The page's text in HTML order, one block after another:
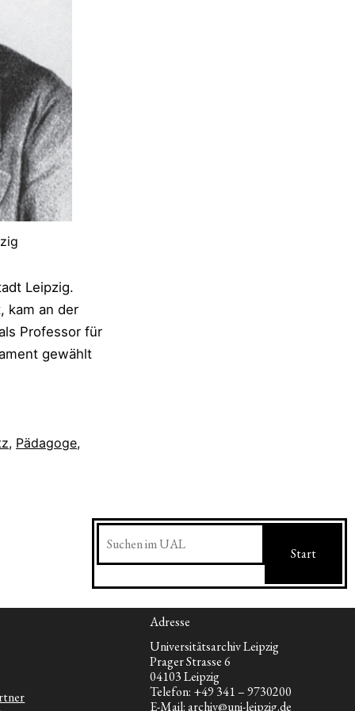
Leipzig.
kam an der
Professor für
gewählt
, Pädagoge,
Suchen
Start
Adresse
Universitätsarchiv Leipzig
Prager Strasse 6
04103 Leipzig
Telefon: +49 341 – 9730200
E-Mail: archiv@uni-leipzig.de